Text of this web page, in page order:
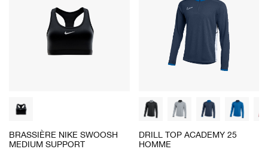
BRASSIÈRE NIKE SWOOSH
MEDIUM SUPPORT
DRILL TOP ACADEMY 25
HOMME